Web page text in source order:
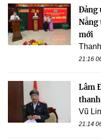
Đảng
Nẵng
mới
21:16
Lâm
Vũ
21:14